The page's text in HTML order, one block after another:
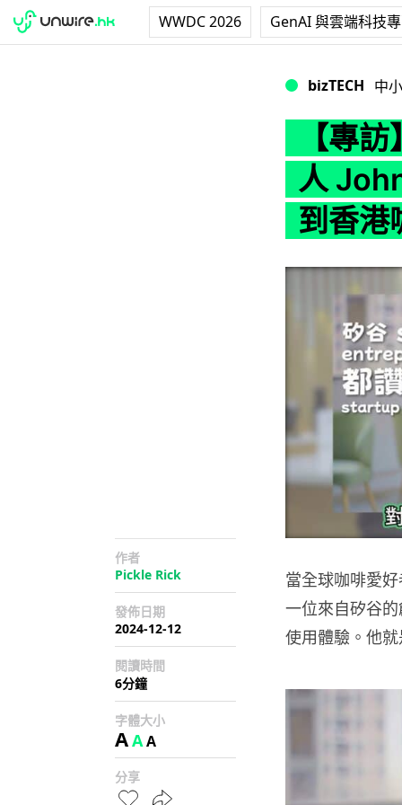
WWDC 2026 GenAI 與雲端科技
bizTECH 中
【專
人
到香港
作者
Pickle Rick
發佈日期
2024-12-12
閱讀時間
6分鐘
字體大小
AAA
分享
當全球咖啡愛
一位來自矽谷
使用體驗。他